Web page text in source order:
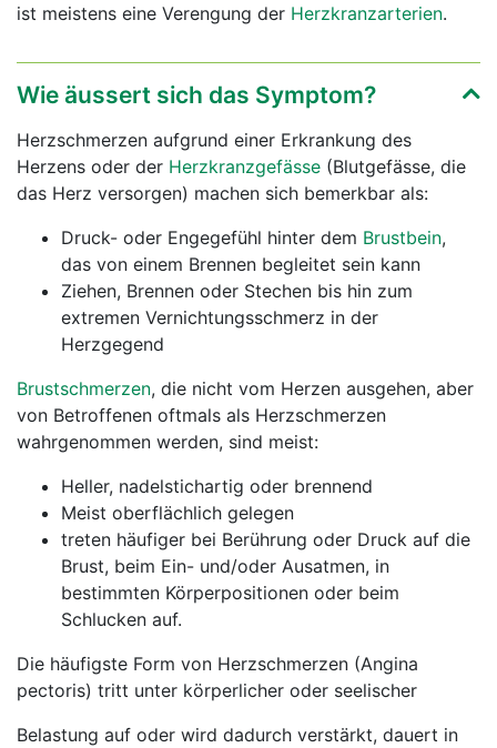
ist meistens eine Verengung der Herzkranzarterien.
Wie äussert sich das Symptom?
Herzschmerzen aufgrund einer Erkrankung des
Herzens oder der Herzkranzgefässe (Blutgefässe, die
das Herz versorgen) machen sich bemerkbar als:
Druck- oder Engegefühl hinter dem Brustbein,
das von einem Brennen begleitet sein kann
Ziehen, Brennen oder Stechen bis hin zum
extremen Vernichtungsschmerz in der
Herzgegend
Brustschmerzen, die nicht vom Herzen ausgehen, aber
von Betroffenen oftmals als Herzschmerzen
wahrgenommen werden, sind meist:
Heller, nadelstichartig oder brennend
Meist oberflächlich gelegen
treten häufiger bei Berührung oder Druck auf die
Brust, beim Ein- und/oder Ausatmen, in
bestimmten Körperpositionen oder beim
Schlucken auf.
Die häufigste Form von Herzschmerzen (Angina
pectoris) tritt unter körperlicher oder seelischer
Belastung auf oder wird dadurch verstärkt, dauert in